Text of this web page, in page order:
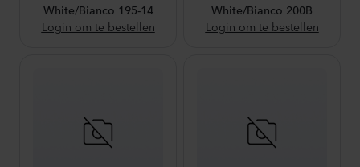
White/Bianco 195-14
Login om te bestellen
White/Bianco 200B
Login om te bestellen